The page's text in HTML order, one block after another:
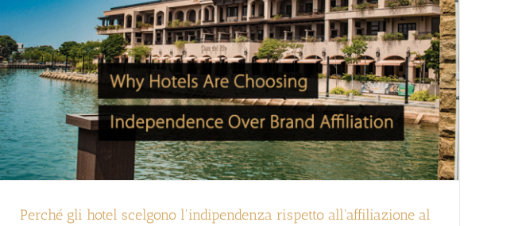
Perché gli hotel scelgono l'indipendenza rispetto all'affiliazione al